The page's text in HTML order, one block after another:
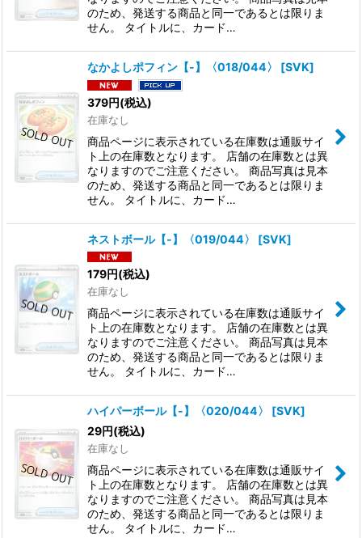
のため、発送する商品と同一であるとは限りま
せん。 タイトルに、カード…
なかよしポフィン【-】〈018/044〉 [SVK]
379円(税込)
在庫なし
商品ページに表示されている在庫数は通販サイ
ト上の在庫数となります。 店舗の在庫数とは異
なりますのでご注意ください。 商品写真は見本
のため、発送する商品と同一であるとは限りま
せん。 タイトルに、カード…
ネストボール【-】〈019/044〉 [SVK]
179円(税込)
在庫なし
商品ページに表示されている在庫数は通販サイ
ト上の在庫数となります。 店舗の在庫数とは異
なりますのでご注意ください。 商品写真は見本
のため、発送する商品と同一であるとは限りま
せん。 タイトルに、カード…
ハイパーボール【-】〈020/044〉 [SVK]
29円(税込)
在庫なし
商品ページに表示されている在庫数は通販サイ
ト上の在庫数となります。 店舗の在庫数とは異
なりますのでご注意ください。 商品写真は見本
のため、発送する商品と同一であるとは限りま
せん。 タイトルに、カード…